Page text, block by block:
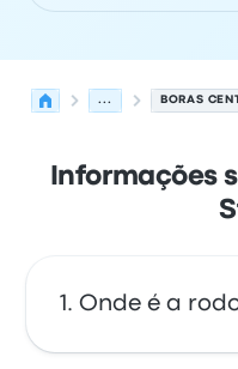
... BORAS
Informações
Onde é a